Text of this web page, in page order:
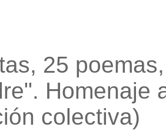
25
Homenaje
colectiva)